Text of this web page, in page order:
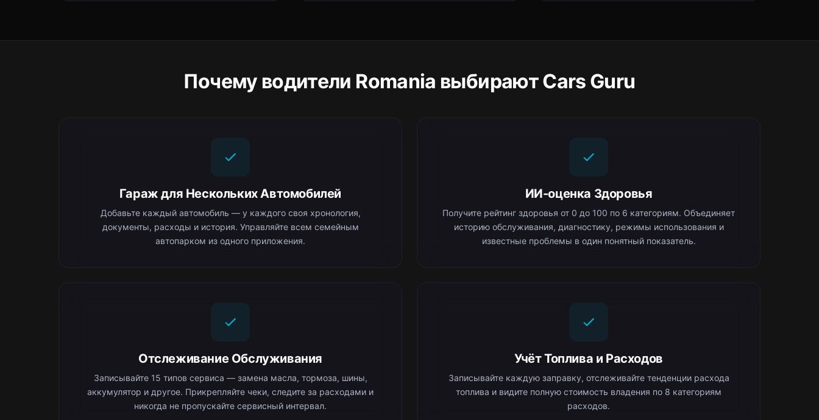
Почему водители Romania выбирают Cars Guru
Гараж для Нескольких Автомобилей
Добавьте каждый автомобиль — у каждого своя хронология,
документы, расходы и история. Управляйте всем семейным
автопарком из одного приложения.
ИИ-оценка Здоровья
Получите рейтинг здоровья от 0 до 100 по 6 категориям. Объединяет
историю обслуживания, диагностику, режимы использования и
известные проблемы в один понятный показатель.
Отслеживание Обслуживания
Записывайте 15 типов сервиса — замена масла, тормоза, шины,
аккумулятор и другое. Прикрепляйте чеки, следите за расходами и
никогда не пропускайте сервисный интервал.
Учёт Топлива и Расходов
Записывайте каждую заправку, отслеживайте тенденции расхода
топлива и видите полную стоимость владения по 8 категориям
расходов.